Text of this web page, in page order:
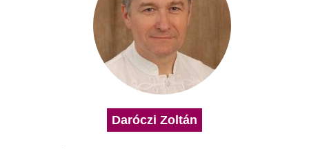
Daróczi Zoltán